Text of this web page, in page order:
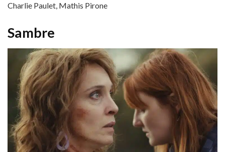
Charlie Paulet, Mathis Pirone
Sambre